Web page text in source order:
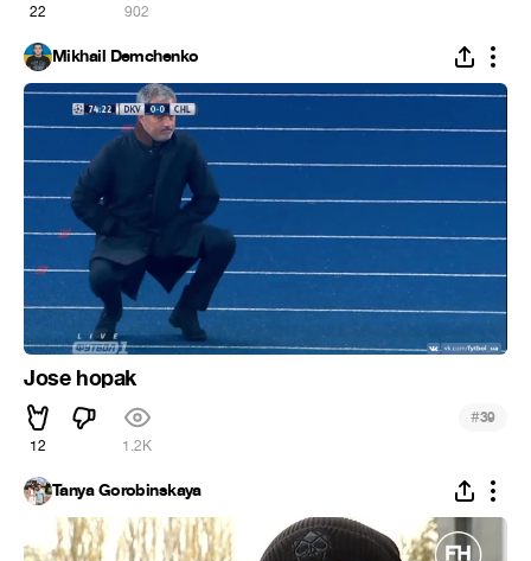
22 902
Mikhail Demchenko
Jose hopak
12 1.2K
#39
Tanya Gorobinskaya